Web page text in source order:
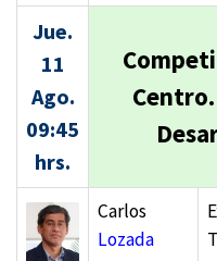
Jue.
11
Ago.
09:45
hrs.
Carlos
Lozada